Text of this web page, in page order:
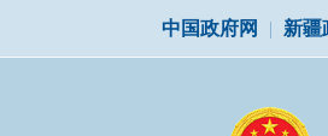
中国政府网 | 新疆